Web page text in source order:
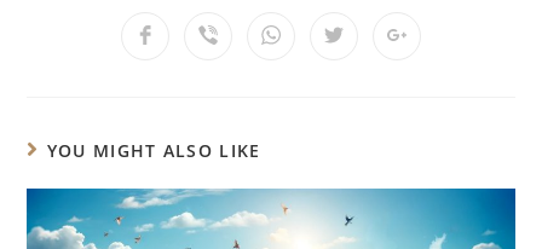
YOU MIGHT ALSO LIKE